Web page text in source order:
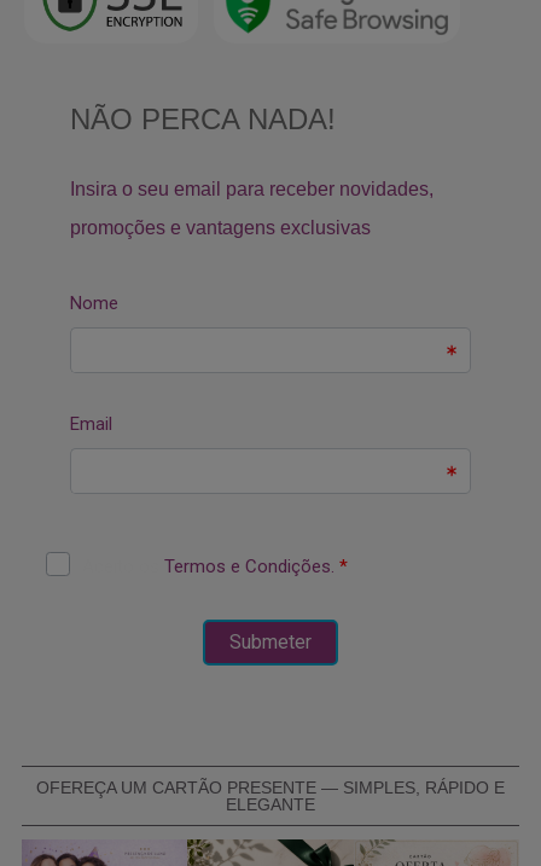
OFEREÇA UM CARTÃO PRESENTE — SIMPLES, RÁPIDO E
ELEGANTE